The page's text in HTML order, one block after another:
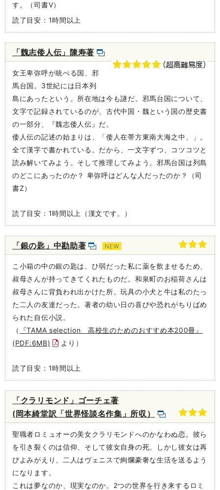
す。（司書V）
読了目安：1時間以上
「魏志倭人伝」陳寿著
女王卑弥呼が統べる国、邪
馬台国。3世紀には日本列
島にあったという。所在地は今も謎だ。邪馬台国について、
文字で記録されているのが、古代中国・魏という国の歴史書
の一部分、『魏志倭人伝』だ。
倭人伝の記述の始まりは、「倭人在帯方東南大海之中、」。
全て漢字で書かれている。だから、一文字ずつ、コツコツと
読み解いてみよう。そして推理してみよう。邪馬台国は列島
のどこにあったのか？ 卑弥呼はどんな人だったのか？（司
書Z）
読了目安：1時間以上（漢文です。）
「銀の匙」中勘助著 NEW
こ小箱の中の銀の匙は、ひ弱だった私に薬を飲ませるため、
叔母さんが持ってきてくれたものだ。和泉町のお稲荷さんは
叔母さんに背負われ出かけた所。玩具の小犬と牛は私のたっ
た二人の友達だった。著者の幼い日の喜びや恐れがちりばめ
られた自伝小説。
（
『TAMA selection 高校生のためのおすすめ本200冊』
(PDF:6MB)
より）
読了目安：1時間以上
「クラリモンド」ゴーチェ著
(岡本綺堂訳「世界怪談名作集」所収）
聖職者ロミュオーの美女クラリモンドへのかなわぬ恋。彼ら
を引き裂くのは信仰、そして彼女自身の死。しかし彼女は再
びよみがえり、二人はヴェニスで絢爛豪奢な生活を送るよう
になります。
これは夢なのか、現実なのか。2つの世界を行き来するロミ